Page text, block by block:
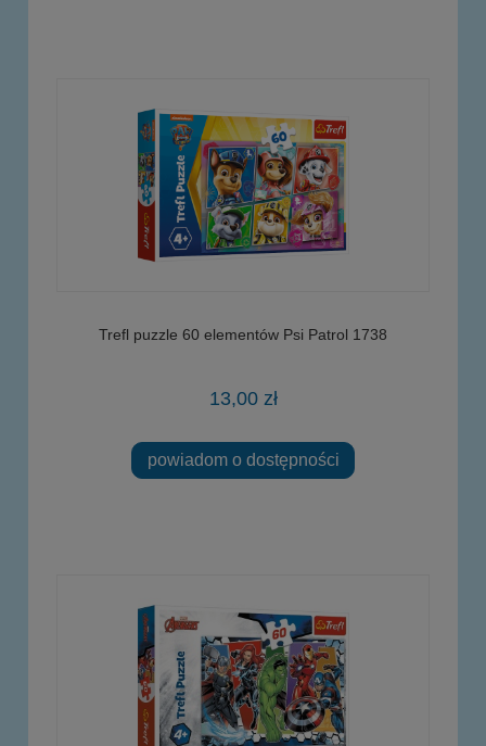
Trefl puzzle 60 elementów Psi Patrol 1738
13,00 zł
powiadom o dostępności